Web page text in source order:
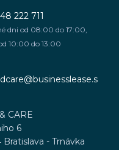
222 711
dni od 08:00 do 17:00,
10:00 do 13:00
CARE
6
Bratislava - Trnávka